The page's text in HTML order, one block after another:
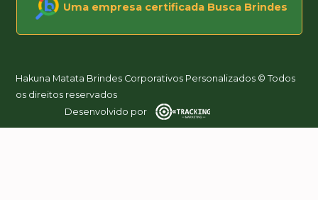
Uma empresa certificada Busca Brindes
Hakuna Matata Brindes Corporativos Personalizados © Todos
os direitos reservados
Desenvolvido por